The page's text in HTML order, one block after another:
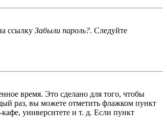
ссылку Забыли пароль?. Следуйте
время. Это сделано для того, чтобы
раз, вы можете отметить флажком пункт
университете и т. д. Если пункт